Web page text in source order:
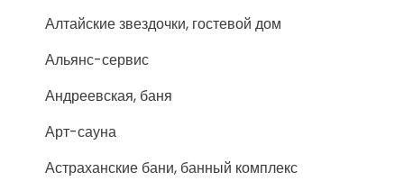
Алтайские звездочки, гостевой дом
Альянс-сервис
Андреевская, баня
Арт-сауна
Астраханские бани, банный комплекс